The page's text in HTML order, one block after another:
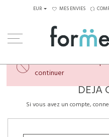
EUR MES ENVIES
Veuillez créer un
continuer
DÉJÀ
Si vous avez un compte,